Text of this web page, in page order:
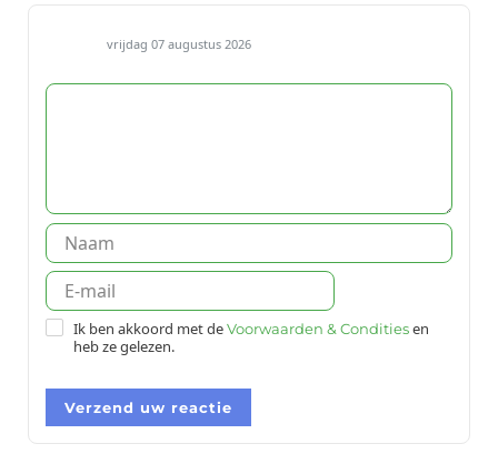
vrijdag 07 augustus 2026
Ik ben akkoord met deVoorwaarden & Conditiesen
heb ze gelezen.
Verzend uw reactie